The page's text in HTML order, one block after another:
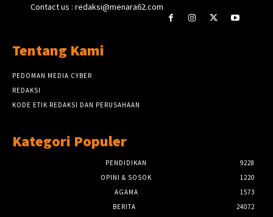
Contact us : redaksi@menara62.com
Tentang Kami
PEDOMAN MEDIA CYBER
REDAKSI
KODE ETIK REDAKSI DAN PERUSAHAAN
Kategori Populer
PENDIDIKAN
9228
OPINI & SOSOK
1220
AGAMA
1573
BERITA
24072